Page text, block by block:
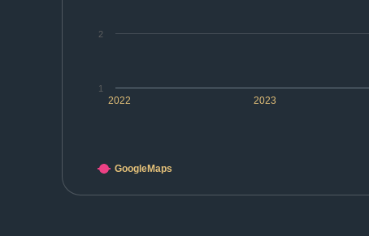
2022 2023
1
2
GoogleMaps